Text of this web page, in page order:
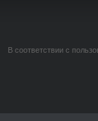
В соответствии с